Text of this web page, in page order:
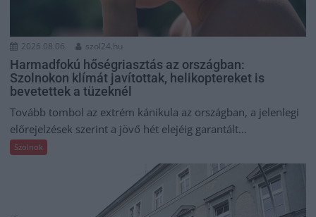
2026.08.06. szol24.hu
Harmadfokú hőségriasztás az országban:
Szolnokon klímát javítottak, helikoptereket is
bevetettek a tüzeknél
Tovább tombol az extrém kánikula az országban, a jelenlegi
előrejelzések szerint a jövő hét elejéig garantált...
Szolnok